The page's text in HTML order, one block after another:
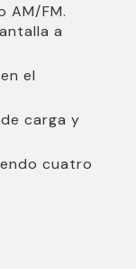
AM/FM.
a
el
carga y
cuatro